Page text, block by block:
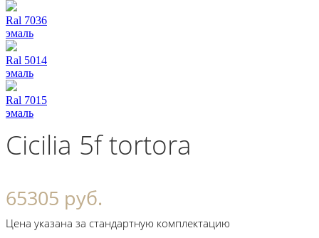
Ral 7036
эмаль
Ral 5014
эмаль
Ral 7015
эмаль
Cicilia 5f tortora
65305 руб.
Цена указана за стандартную комплектацию